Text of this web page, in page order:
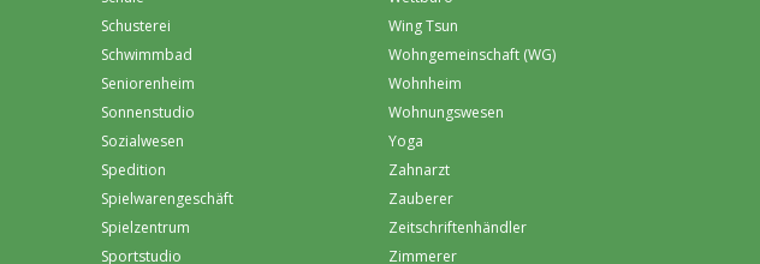
Schusterei
Schwimmbad
Seniorenheim
Sonnenstudio
Sozialwesen
Spedition
Spielwarengeschäft
Spielzentrum
Sportstudio
Wing Tsun
Wohngemeinschaft (WG)
Wohnheim
Wohnungswesen
Yoga
Zahnarzt
Zauberer
Zeitschriftenhändler
Zimmerer